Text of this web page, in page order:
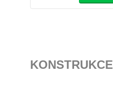
KONSTRUKCE